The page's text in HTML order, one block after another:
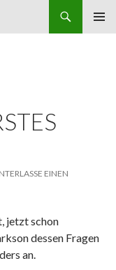
EINEN
jetzt schon
dessen Fragen
an.